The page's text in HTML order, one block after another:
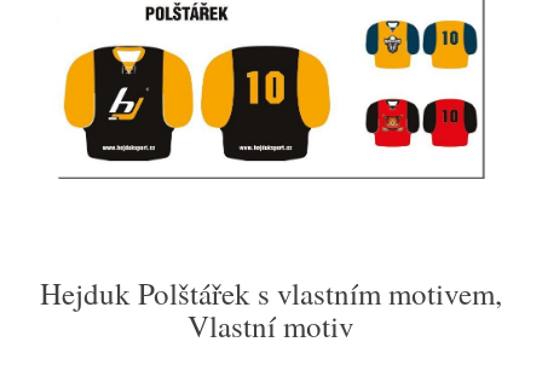
Hejduk Polštářek s vlastním motivem,
Vlastní motiv